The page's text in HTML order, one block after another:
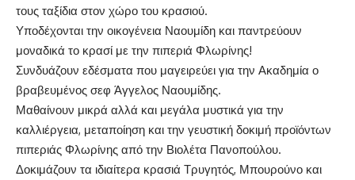
τους ταξίδια στον χώρο του κρασιού.
Υποδέχονται την οικογένεια Ναουμίδη και παντρεύουν
μοναδικά το κρασί με την πιπεριά Φλωρίνης!
Συνδυάζουν εδέσματα που μαγειρεύει για την Ακαδημία ο
βραβευμένος σεφ Άγγελος Ναουμίδης.
Μαθαίνουν μικρά αλλά και μεγάλα μυστικά για την
καλλιέργεια, μεταποίηση και την γευστική δοκιμή προϊόντων
πιπεριάς Φλωρίνης από την Βιολέτα Πανοπούλου.
Δοκιμάζουν τα ιδιαίτερα κρασιά Τρυγητός, Μπουρούνο και